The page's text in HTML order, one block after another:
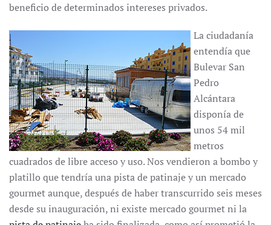
beneficio de determinados intereses privados.
La ciudadanía
entendía que
Bulevar San
Pedro
Alcántara
disponía de
unos 54 mil
metros
cuadrados de libre acceso y uso. Nos vendieron a bombo y
platillo que tendría una pista de patinaje y un mercado
gourmet aunque, después de haber transcurrido seis meses
desde su inauguración, ni existe mercado gourmet ni la